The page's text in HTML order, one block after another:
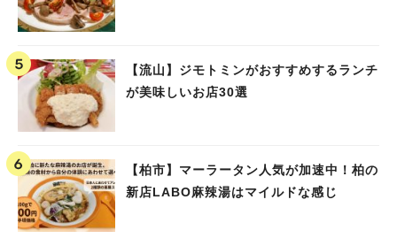
【流山】ジモトミンがおすすめするランチ
が美味しいお店30選
【柏市】マーラータン人気が加速中！柏の
新店LABO麻辣湯はマイルドな感じ